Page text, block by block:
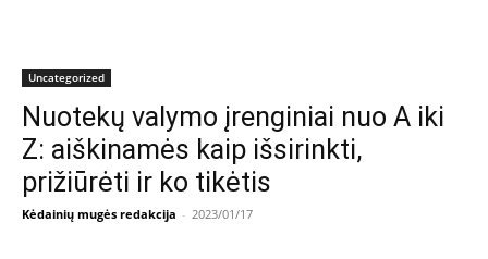
Uncategorized
Nuotekų valymo įrenginiai nuo A iki
Z: aiškinamės kaip išsirinkti,
prižiūrėti ir ko tikėtis
Kėdainių mugės redakcija - 2023/01/17